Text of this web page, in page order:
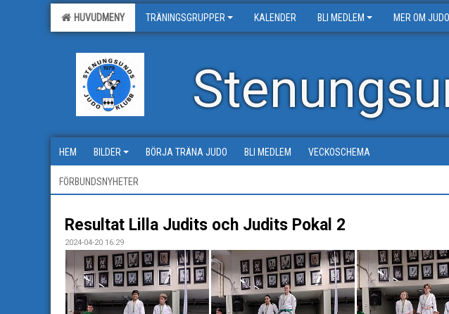
HUVUDMENY TRÄNINGSGRUPPER KALENDER BLI MEDLEM MER OM JUDO
HEM BILDER BÖRJA TRÄNA JUDO BLI MEDLEM VECKOSCHEMA
FÖRBUNDSNYHETER
Resultat Lilla Judits och Judits Pokal 2
2024-04-20 16:29